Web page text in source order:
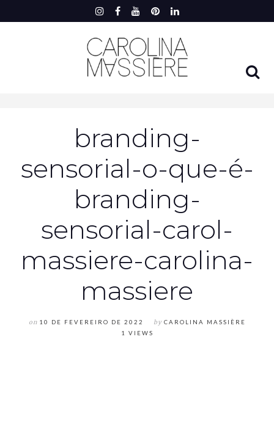
branding-
sensorial-o-que-é-
branding-
sensorial-carol-
massiere-carolina-
massiere
on 10 DE FEVEREIRO DE 2022 by CAROLINA MASSIÈRE
1 VIEWS